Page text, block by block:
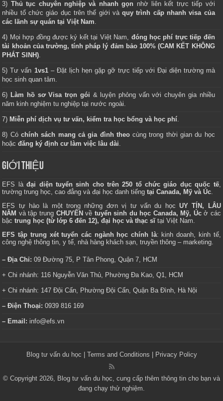
3) Thủ tục chuyên nghiệp và nhanh gọn nhờ liên kết trực tiếp với
nhiều tổ chức giáo dục trên thế giới vàquy trình cấp nhanh visa của
các lãnh sự quán tại Việt Nam.
4) Mọi hợp đồng được ký kết tại Việt Nam, đóng học phí trực tiếp đến
tài khoản của trường, tính pháp lý đảm bảo 100% (CAM KẾT KHÔNG
PHÁT SINH).
5) Tư vấn 1vs1– Đặt lịch hẹn gặp gỡ trực tiếp với Đại diện trường mà
học sinh quan tâm.
6) Làm hồ sơ Visa trọn gói & luyện phỏng vấn với chuyên gia nhiều
năm kinh nghiệm tu nghiệp tại nước ngoài.
7) Miễn phí dịch vụ tư vấn, kiểm tra học bổng và học phí.
8) Cóchính sách mang cả gia đình theocùng trong thời gian du học
hoặcđăng ký định cư làm việc lâu dài.
GIỚI THIỆU
EFS làđại diện tuyển sinh cho trên 250 tổ chức giáo dục quốc tế,
trường trung học, cao đẳng và đại học danh tiếng tại Canada, Mỹ và Úc.
EFS tự hào là một trong những đơn vị tư vấn du học UY TÍN, LÂU
NĂM và tập trung CHUYÊN về tuyển sinh du học Canada, Mỹ, Úcở các
bậctrung học (từ lớp 6 đến 12), đại học và thạc sĩtại Việt Nam.
EFS tập trung xét tuyển các ngành học chính là: kinh doanh, kinh tế,
công nghệ thông tin, y tế, nhà hàng khách sạn, truyền thông – marketing.
– Địa Chỉ: 09 Đường 75, P Tân Phong, Quận 7, HCM
+ Chi nhánh: 116 Nguyễn Văn Thủ, Phường Đa Kao, Q1, HCM
+ Chi nhánh: 147 Đội Cấn, Phường Đội Cấn, Quận Ba Đình, Hà Nội
– Điện Thoại: 0939 816 169
– Email: info@efs.vn
Blog tư vấn du học Terms and Conditions Privacy Policy
© Copyright 2026, Blog tư vấn du học, cung cấp thêm thông tin cho bạn và
đang chạy thử nghiệm.